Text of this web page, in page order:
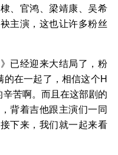
、官鸿、梁靖康、吴希
主演，这也让许多粉丝
经迎来大结局了，粉
的在一起了，相信这个H
苦啊。而且在这部剧的
背着吉他跟主演们一同
下来，我们就一起来看